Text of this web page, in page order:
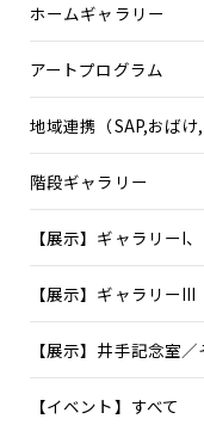
ホームギャラリー
アートプログラム
地域連携（SAP,おばけ,
階段ギャラリー
【展示】ギャラリーI
【展示】ギャラリーIII
【展示】井手記念室
【イベント】すべて